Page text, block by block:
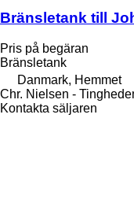
Bränsletank till
Pris på begäran
Bränsletank
Danmark, Hemmet
Chr. Nielsen -
Kontakta säljaren